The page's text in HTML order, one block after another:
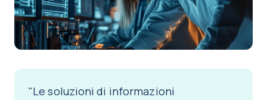
"Le soluzioni di informazioni